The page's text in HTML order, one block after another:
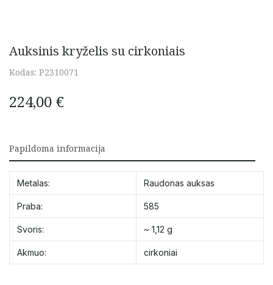
Auksinis kryželis su cirkoniais
Kodas: P2310071
224,00 €
Papildoma informacija
Metalas: Raudonas auksas
Praba: 585
Svoris: ~ 1,12 g
Akmuo: cirkoniai